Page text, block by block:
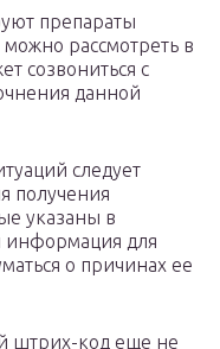
препараты
рассмотреть в
созвониться с
данной
следует
получения
указаны в
информация для
о причинах ее
штрих-код еще не